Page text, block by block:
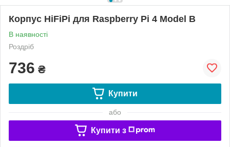
Корпус HiFiPi для Raspberry Pi 4 Model B
В наявності
Роздріб
736 ₴
Купити
або
Купити з